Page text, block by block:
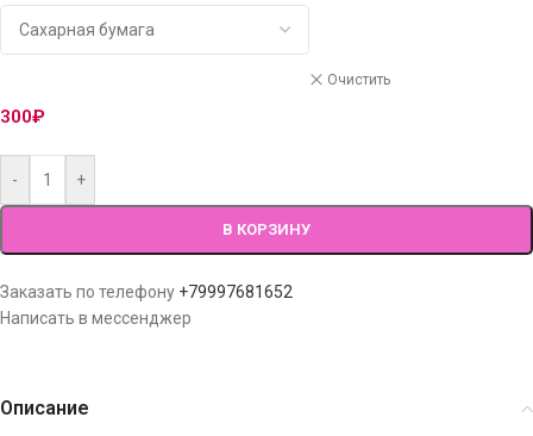
Очистить
300₽
- +
В КОРЗИНУ
Заказать по телефону +79997681652
Написать в мессенджер
Описание